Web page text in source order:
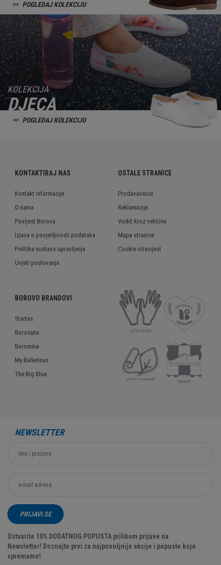
POGLEDAJ KOLEKCIJU
KOLEKCIJA
DJECA
POGLEDAJ KOLEKCIJU
KONTAKTIRAJ NAS
Kontakt informacije
O nama
Povijest Borova
Izjava o povjerljivosti podataka
Politika sustava upravljanja
Uvjeti poslovanja
OSTALE STRANICE
Prodavaonice
Reklamacije
Vodič kroz veličine
Mapa stranice
Cookie obavijest
BOROVO BRANDOVI
Startas
Borosana
Boromina
My Ballerinas
The Big Blue
NEWSLETTER
PRIJAVI SE
Ostvarite 10% DODATNOG POPUSTA prilikom prijave na
Newsletter! Doznajte prvi za najpovoljnije akcije i popuste koje
spremamo!